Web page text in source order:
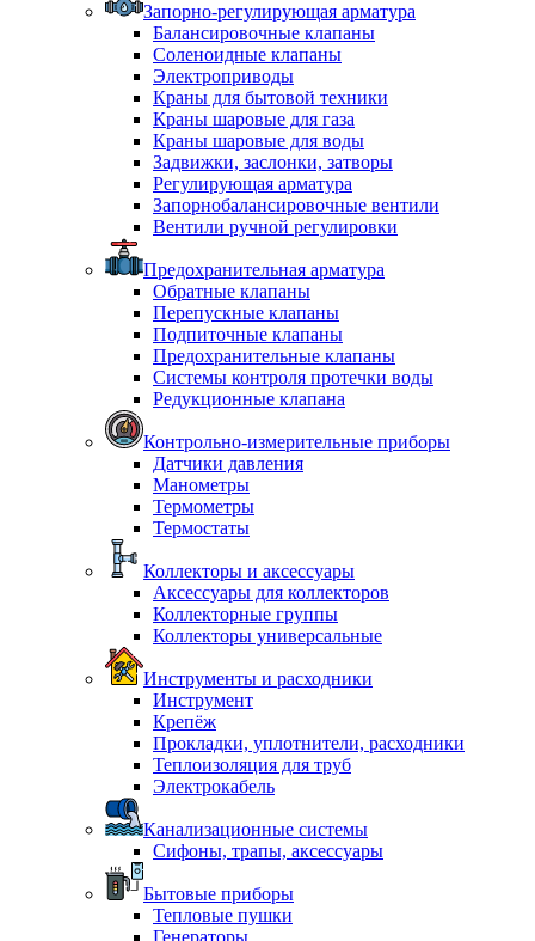
Запорно-регулирующая арматура
Балансировочные клапаны
Соленоидные клапаны
Электроприводы
Краны для бытовой техники
Краны шаровые для газа
Краны шаровые для воды
Задвижки, заслонки, затворы
Регулирующая арматура
Запорнобалансировочные вентили
Вентили ручной регулировки
Предохранительная арматура
Обратные клапаны
Перепускные клапаны
Подпиточные клапаны
Предохранительные клапаны
Системы контроля протечки воды
Редукционные клапана
Контрольно-измерительные приборы
Датчики давления
Манометры
Термометры
Термостаты
Коллекторы и аксессуары
Аксессуары для коллекторов
Коллекторные группы
Коллекторы универсальные
Инструменты и расходники
Инструмент
Крепёж
Прокладки, уплотнители, расходники
Теплоизоляция для труб
Электрокабель
Канализационные системы
Сифоны, трапы, аксессуары
Бытовые приборы
Тепловые пушки
Генераторы